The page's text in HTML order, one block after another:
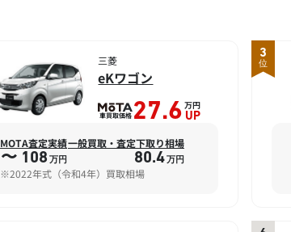
三菱
eKワゴン
車買取価格 27.6 万円
UP
MOTA査定実績
〜 108 万円
一般買取・査定下取り相場
80.4 万円
※2022年式（令和4年）買取相場
3
位